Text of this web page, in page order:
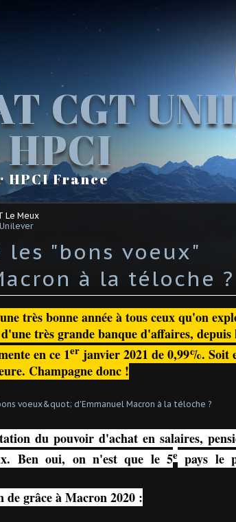
CGT
HPCI
HPCI France
Le Meux
les "bons voeux"
à la téloche ?
très bonne année à tous ceux qu'on
très grande banque d'affaires, depuis
en ce 1er janvier 2021 de 0,99%. Soit
Champagne donc !
du pouvoir d'achat en salaires,
Ben oui, on n'est que le 5epays le
grâce à Macron 2020 :